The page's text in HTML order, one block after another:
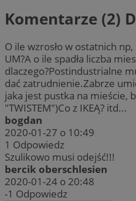
Komentarze (2)
O ile wzrosło w ostatnich
UM?A o ile spadła liczba
dlaczego?Postindustrialne
dać zatrudnienie.Zabrze
jaka jest pustka na mieście,
"TWISTEM")Co z IKEĄ? itd...
bogdan
2020-01-27 o 10:49
1 Odpowiedz
Szulikowo musi odejść!!!
bercik oberschlesien
2020-01-24 o 20:48
-1 Odpowiedz